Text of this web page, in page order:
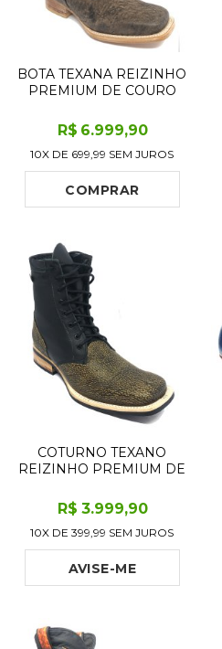
BOTA TEXANA REIZINHO
PREMIUM DE COURO
MARROM LIMITED
EDITION - CANO MÉDIO,
BICO QUADRADO -
SOLADO DE COURO
ARTESANAL
R$ 6.999,90
10X DE 699,99 SEM JUROS
COMPRAR
COTURNO TEXANO
REIZINHO PREMIUM DE
BÚFALO AFRICANO
BLACK COGNAC - CANO
CURTO, BICO
QUADRADO - SOLADO X-
FLEX ARTESANAL
R$ 3.999,90
10X DE399,99 SEM JUROS
AVISE-ME